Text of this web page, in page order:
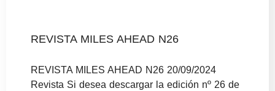
REVISTA MILES AHEAD N26
REVISTA MILES AHEAD N26 20/09/2024
Revista Si desea descargar la edición nº 26 de